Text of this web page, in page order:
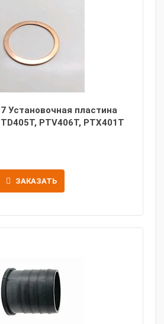
Установочная пластина
PTV406T, PTX401T
ЗАКАЗАТЬ